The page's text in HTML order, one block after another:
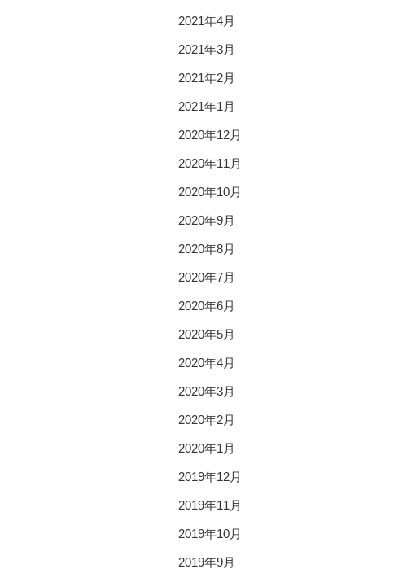
2021年4月
2021年3月
2021年2月
2021年1月
2020年12月
2020年11月
2020年10月
2020年9月
2020年8月
2020年7月
2020年6月
2020年5月
2020年4月
2020年3月
2020年2月
2020年1月
2019年12月
2019年11月
2019年10月
2019年9月